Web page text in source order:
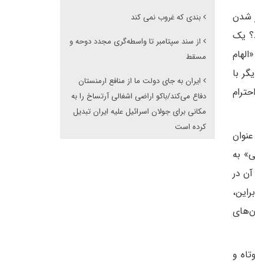
شدن
یک
با
به
در
و
بندی که غروب نمی کند
از سند سپتامبر تا واسطه‌گری مجدد دوحه و
مسقط
ایران به جای دولت ما از منافع ارمنستان
دفاع می‌کند/باکو اراضی اشغالی آرتساخ را به
مکانی برای جولان اسرائیل علیه ایران تبدیل
کرده است